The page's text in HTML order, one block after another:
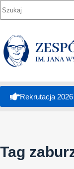
Przejdź
do
Rekrutacja 2026
Tag